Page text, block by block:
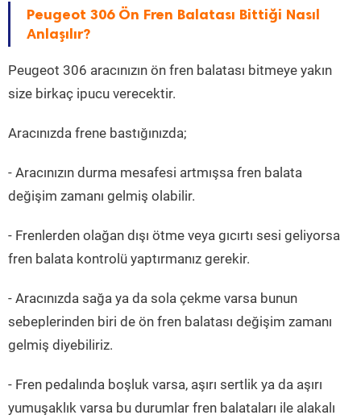
Peugeot 306 Ön Fren Balatası Bittiği Nasıl
Anlaşılır?
Peugeot 306 aracınızın ön fren balatası bitmeye yakın
size birkaç ipucu verecektir.
Aracınızda frene bastığınızda;
- Aracınızın durma mesafesi artmışsa fren balata
değişim zamanı gelmiş olabilir.
- Frenlerden olağan dışı ötme veya gıcırtı sesi geliyorsa
fren balata kontrolü yaptırmanız gerekir.
- Aracınızda sağa ya da sola çekme varsa bunun
sebeplerinden biri de ön fren balatası değişim zamanı
gelmiş diyebiliriz.
- Fren pedalında boşluk varsa, aşırı sertlik ya da aşırı
yumuşaklık varsa bu durumlar fren balataları ile alakalı